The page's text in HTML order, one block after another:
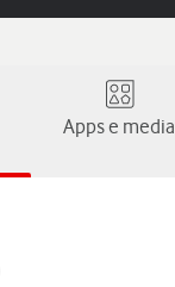
Apps e media